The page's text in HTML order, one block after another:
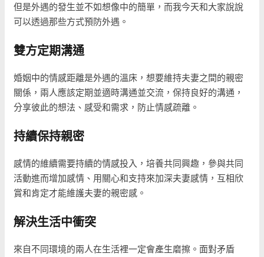
但是外遇的發生並不如想像中的簡單，而我今天和大家說說
可以透過那些方式預防外遇。
雙方定期溝通
婚姻中的情感距離是外遇的溫床，想要維持夫妻之間的親密
關係，兩人應該定期並適時溝通並交流，保持良好的溝通，
分享彼此的想法、感受和需求，防止情感疏離。
持續保持親密
感情的維續需要持續的情感投入，培養共同興趣，參與共同
活動進而增加感情、用關心和支持來加深夫妻感情，互相欣
賞和肯定才能維護夫妻的親密感。
解決生活中衝突
來自不同環境的兩人在生活裡一定會產生磨擦。面對矛盾